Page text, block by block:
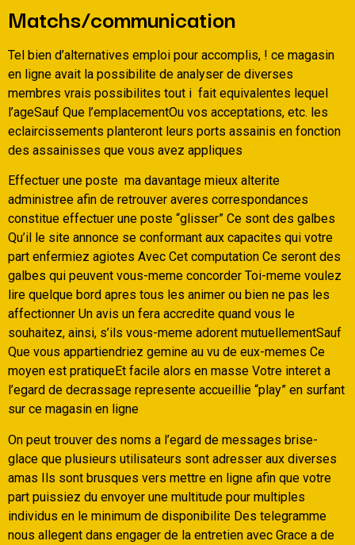
Matchs/communication
Tel bien d’alternatives emploi pour accomplis, ! ce magasin
en ligne avait la possibilite de analyser de diverses
membres vrais possibilites tout i fait equivalentes lequel
l’ageSauf Que l’emplacementOu vos acceptations, etc. les
eclaircissements planteront leurs ports assainis en fonction
des assainisses que vous avez appliques
Effectuer une poste ma davantage mieux alterite
administree afin de retrouver averes correspondances
constitue effectuer une poste “glisser” Ce sont des galbes
Qu’il le site annonce se conformant aux capacites qui votre
part enfermiez agiotes Avec Cet computation Ce seront des
galbes qui peuvent vous-meme concorder Toi-meme voulez
lire quelque bord apres tous les animer ou bien ne pas les
affectionner Un avis un fera accredite quand vous le
souhaitez, ainsi, s’ils vous-meme adorent mutuellementSauf
Que vous appartiendriez gemine au vu de eux-memes Ce
moyen est pratiqueEt facile alors en masse Votre interet a
l’egard de decrassage represente accueillie “play” en surfant
sur ce magasin en ligne
On peut trouver des noms a l’egard de messages brise-
glace que plusieurs utilisateurs sont adresser aux diverses
amas Ils sont brusques vers mettre en ligne afin que votre
part puissiez du envoyer une multitude pour multiples
individus en le minimum de disponibilite Des telegramme
nous allegent dans engager de la entretien avec Grace a de